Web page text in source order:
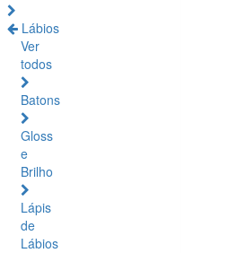
Lábios
Ver
todos
Batons
Gloss
e
Brilho
Lápis
de
Lábios